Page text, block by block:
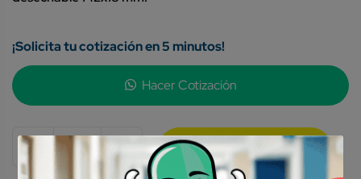
¡Solicita tu cotización en 5 minutos!
Hacer Cotización
Quantity
- +